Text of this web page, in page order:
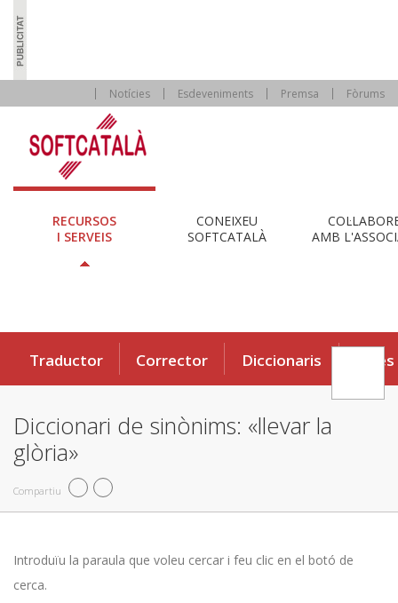
Notícies Esdeveniments Premsa Fòrums
RECURSOS
I SERVEIS
CONEIXEU
SOFTCATALÀ
AMB
Traductor Corrector Diccionaris Eines
Diccionari de sinònims: «llevar la
glòria»
Compartiu
Introduïu la paraula que voleu cercar i feu clic en el botó de
cerca.